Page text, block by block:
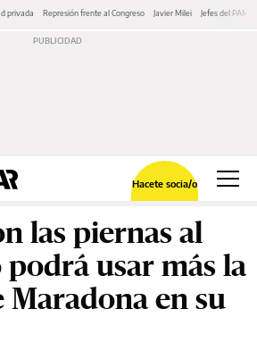
privada Represión frente al Congreso Javier Milei Jefes del PAMI
Hacete socia/o
las piernas al
usar más la
Maradona en su